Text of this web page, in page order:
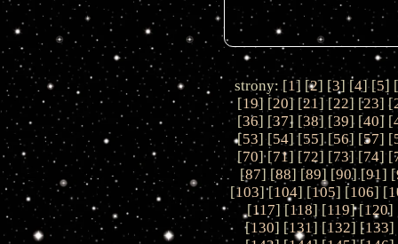
strony: [1] [2] [3] [4] [5] [
[19] [20] [21] [22] [23] [
[36] [37] [38] [39] [40] [
[53] [54] [55] [56] [57] [
[70] [71] [72] [73] [74] [
[87] [88] [89] [90] [91] [
[103] [104] [105] [106] [
[117] [118] [119] [120]
[130] [131] [132] [133]